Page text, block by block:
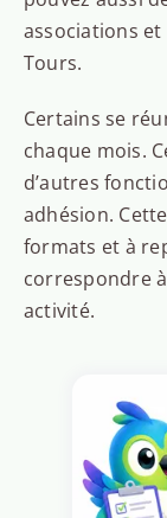
associations
Tours.
Certains se
chaque mois.
d’autres
adhésion.
formats et à
correspondre
activité.